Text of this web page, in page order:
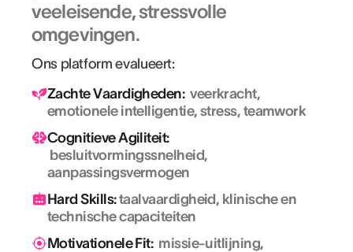
veeleisende, stressvolle
omgevingen.
Ons platform evalueert:
Zachte Vaardigheden: veerkracht,
emotionele intelligentie, stress, teamwork
Cognitieve Agiliteit:
besluitvormingssnelheid,
aanpassingsvermogen
Hard Skills:taalvaardigheid, klinische en
technische capaciteiten
Motivationele Fit: missie-uitlijning,